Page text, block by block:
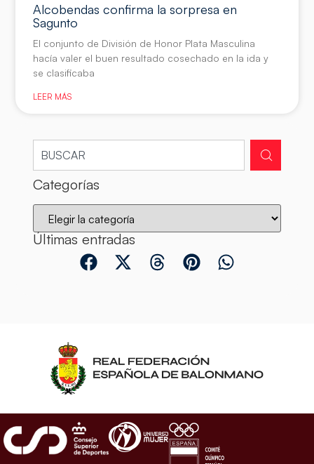
Alcobendas confirma la sorpresa en
Sagunto
El conjunto de División de Honor Plata Masculina
hacía valer el buen resultado cosechado en la ida y
se clasificaba
LEER MÁS
Categorías
Últimas entradas